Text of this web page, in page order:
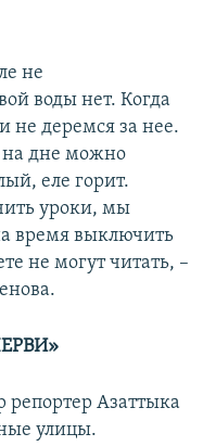
не
воды нет. Когда
не деремся за нее.
на дне можно
еле горит.
уроки, мы
время выключить
не могут читать, –
репортер Азаттыка
улицы.